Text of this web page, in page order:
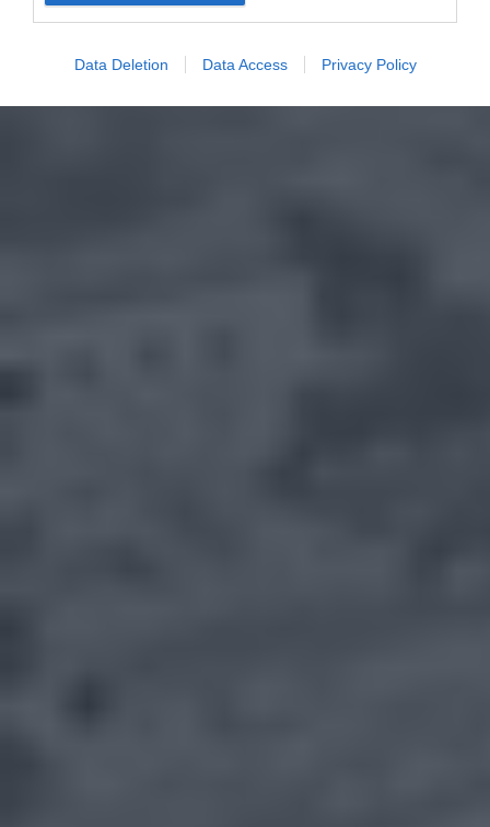
Data Deletion Data Access Privacy Policy